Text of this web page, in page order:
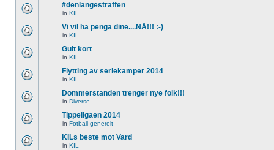
#denlangestraffen
in KIL
Vi vil ha penga dine....NÅ!!! :-)
in KIL
Gult kort
in KIL
Flytting av seriekamper 2014
in KIL
Dommerstanden trenger nye folk!!!
in Diverse
Tippeligaen 2014
in Fotball generelt
KILs beste mot Vard
in KIL